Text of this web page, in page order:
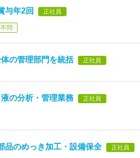
与年2回 正社員
問
の管理部門を統括 正社員
の分析・管理業務 正社員
品のめっき加工・設備保全 正社員